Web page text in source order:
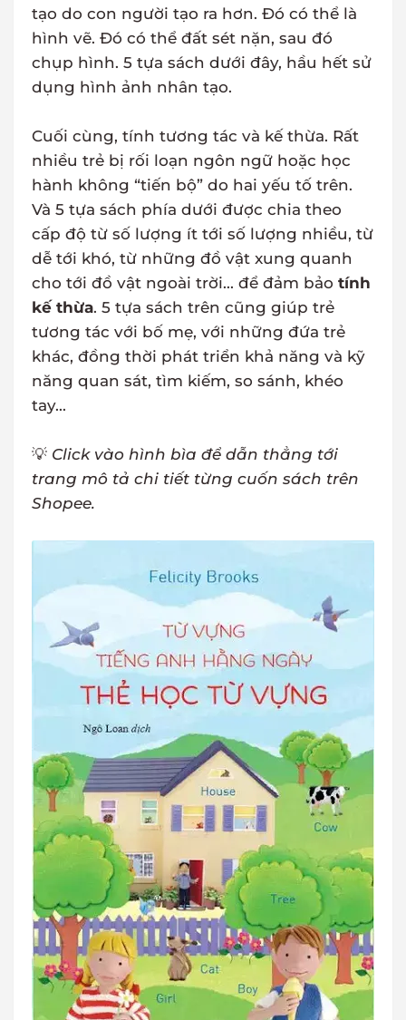
tạo do con người tạo ra hơn. Đó có thể là
hình vẽ. Đó có thể đất sét nặn, sau đó
chụp hình. 5 tựa sách dưới đây, hầu hết sử
dụng hình ảnh nhân tạo.
Cuối cùng, tính tương tác và kế thừa. Rất
nhiều trẻ bị rối loạn ngôn ngữ hoặc học
hành không “tiến bộ” do hai yếu tố trên.
Và 5 tựa sách phía dưới được chia theo
cấp độ từ số lượng ít tới số lượng nhiều, từ
dễ tới khó, từ những đồ vật xung quanh
cho tới đồ vật ngoài trời... để đảm bảo tính
kế thừa. 5 tựa sách trên cũng giúp trẻ
tương tác với bố mẹ, với những đứa trẻ
khác, đồng thời phát triển khả năng và kỹ
năng quan sát, tìm kiếm, so sánh, khéo
tay...
💡 Click vào hình bìa để dẫn thẳng tới
trang mô tả chi tiết từng cuốn sách trên
Shopee.